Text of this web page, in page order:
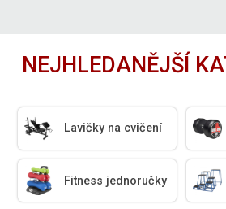
NEJHLEDANĚJŠÍ
Lavičky na cvičení
Fitness jednoručky